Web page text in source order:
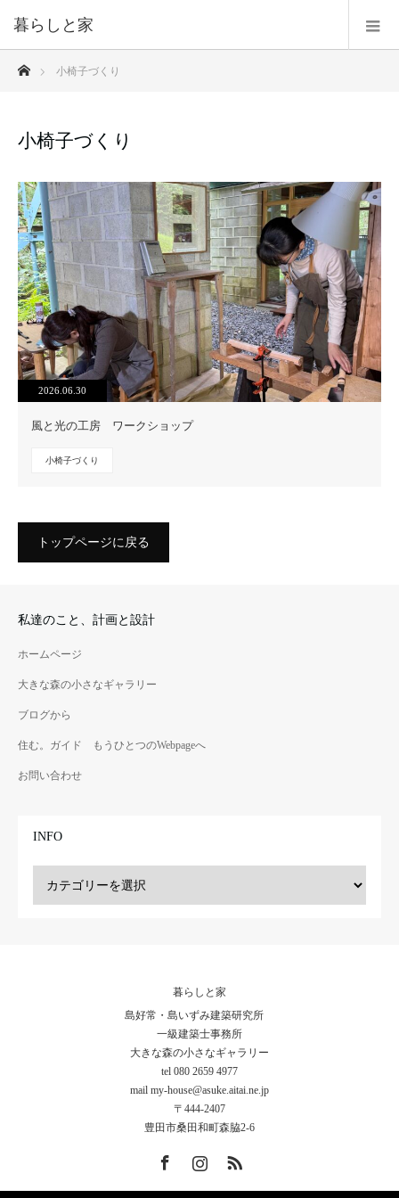
暮らしと家
小椅子づくり
小椅子づくり
2026.06.30
風と光の工房 ワークショップ
小椅子づくり
トップページに戻る
私達のこと、計画と設計
ホームページ
大きな森の小さなギャラリー
ブログから
住む。ガイド もうひとつのWebpageへ
お問い合わせ
INFO
暮らしと家
島好常・島いずみ建築研究所
一級建築士事務所
大きな森の小さなギャラリー
tel 080 2659 4977
mail my-house@asuke.aitai.ne.jp
〒444-2407
豊田市桑田和町森脇2-6